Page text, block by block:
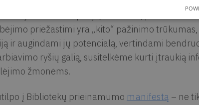
priežastimi yra „kito“ pažinimo
ir augindami jų potencialą, vertindami
ryšių galią, susitelkėme kurti įtraukią
žmonėms.
į Bibliotekų prieinamumo manifestą – ne